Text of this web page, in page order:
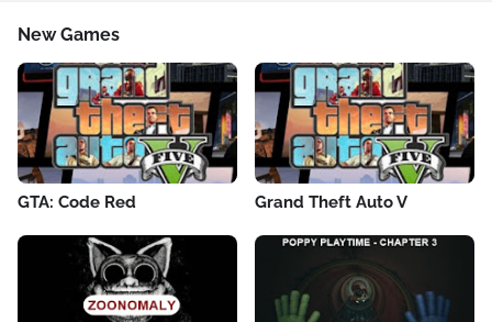
New Games
GTA: Code Red Grand Theft Auto V